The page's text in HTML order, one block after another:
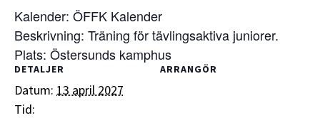
Kalender: ÖFFK Kalender
Beskrivning: Träning för tävlingsaktiva juniorer.
Plats: Östersunds kamphus
DETALJER
Datum: 13 april 2027
Tid:
ARRANGÖR